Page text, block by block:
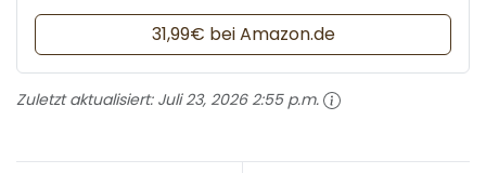
31,99€ bei Amazon.de
Zuletzt aktualisiert: Juli 23, 2026 2:55 p.m.